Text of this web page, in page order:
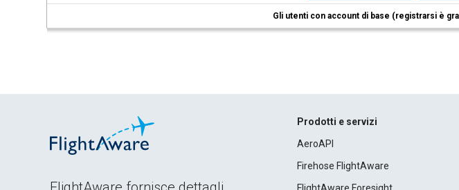
Gli utenti con account di base (registrarsi è
Prodotti e servizi
AeroAPI
Firehose FlightAware